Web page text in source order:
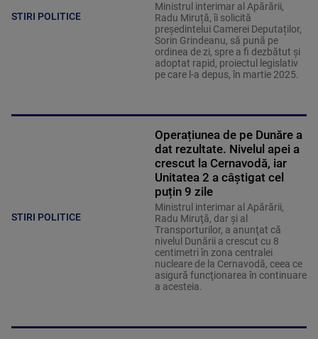
STIRI POLITICE
Ministrul interimar al Apărării,
Radu Miruță, îi solicită
președintelui Camerei Deputaților,
Sorin Grindeanu, să pună pe
ordinea de zi, spre a fi dezbătut și
adoptat rapid, proiectul legislativ
pe care l-a depus, în martie 2025.
STIRI POLITICE
Operațiunea de pe Dunăre a
dat rezultate. Nivelul apei a
crescut la Cernavodă, iar
Unitatea 2 a câștigat cel
puțin 9 zile
Ministrul interimar al Apărării,
Radu Miruţă, dar şi al
Transporturilor, a anunţat că
nivelul Dunării a crescut cu 8
centimetri în zona centralei
nucleare de la Cernavodă, ceea ce
asigură funcţionarea în continuare
a acesteia.